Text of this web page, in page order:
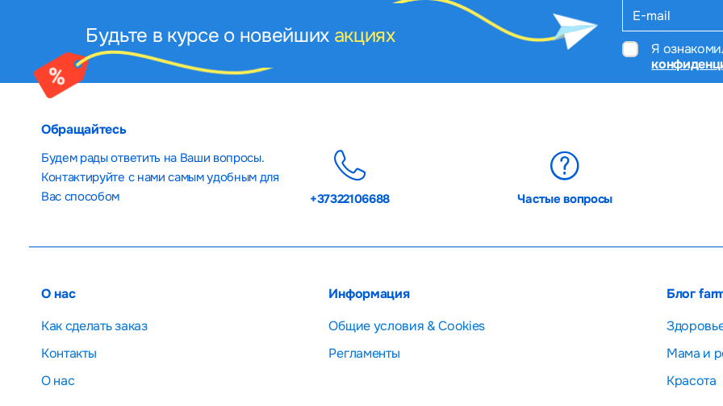
Будьте в курсе о новейших акциях
Я
Обращайтесь
Будем рады ответить на Ваши вопросы.
Контактируйте с нами самым удобным для
Вас способом
+37322106688 Частые вопросы
О нас
Как сделать заказ
Контакты
О нас
Информация
Общие условия & Cookies
Регламенты
Блог
Мама и
Красота